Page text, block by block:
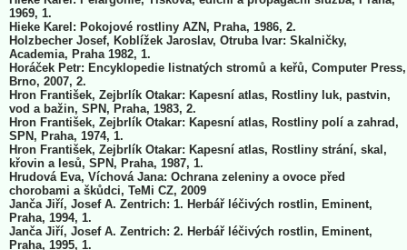
1969, 1.
Hieke Karel: Pokojové rostliny AZN, Praha, 1986, 2.
Holzbecher Josef, Koblížek Jaroslav, Otruba Ivar: Skalničky,
Academia, Praha 1982, 1.
Horáček Petr: Encyklopedie listnatých stromů a keřů, Computer Press,
Brno, 2007, 2.
Hron František, Zejbrlík Otakar: Kapesní atlas, Rostliny luk, pastvin,
vod a bažin, SPN, Praha, 1983, 2.
Hron František, Zejbrlík Otakar: Kapesní atlas, Rostliny polí a zahrad,
SPN, Praha, 1974, 1.
Hron František, Zejbrlík Otakar: Kapesní atlas, Rostliny strání, skal,
křovin a lesů, SPN, Praha, 1987, 1.
Hrudová Eva, Víchová Jana: Ochrana zeleniny a ovoce před
chorobami a škůdci, TeMi CZ, 2009
Janča Jiří, Josef A. Zentrich: 1. Herbář léčivých rostlin, Eminent,
Praha, 1994, 1.
Janča Jiří, Josef A. Zentrich: 2. Herbář léčivých rostlin, Eminent,
Praha, 1995, 1.